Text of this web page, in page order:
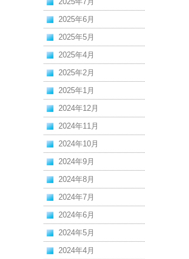
2025年6月
2025年5月
2025年4月
2025年2月
2025年1月
2024年12月
2024年11月
2024年10月
2024年9月
2024年8月
2024年7月
2024年6月
2024年5月
2024年4月